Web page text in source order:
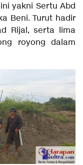
yakni Sertu Abd
Beni. Turut hadir
Rijal, serta lima
royong dalam